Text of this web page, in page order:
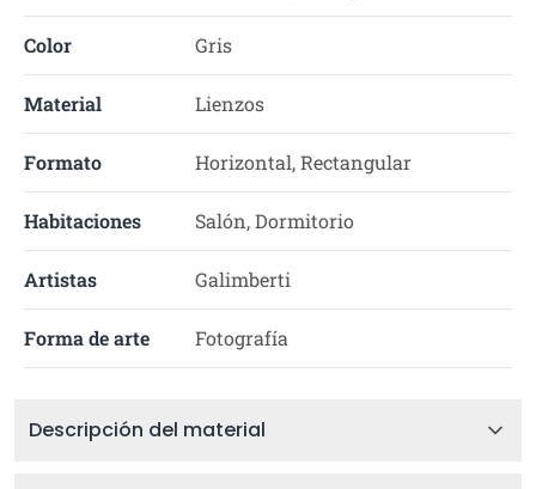
Color Gris
Material Lienzos
Formato Horizontal, Rectangular
Habitaciones Salón, Dormitorio
Artistas Galimberti
Forma de arte Fotografía
Descripción del material